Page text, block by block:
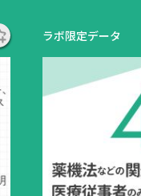
ラボ限定データ